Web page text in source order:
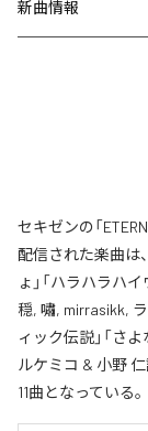
新曲情報
セキゼンの「
配信された楽曲は
ょ」「ハラハラハ
穏, 嘯, mirrasikk,
ィック伝説」「さ
ルケミコ & 小野 仁
11曲となっている。